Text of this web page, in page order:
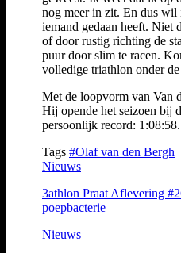
nog meer in zit. En dus
iemand gedaan heeft. Niet
of door rustig richting de
puur door slim te racen.
volledige triathlon onder
Met de loopvorm van Van
Hij opende het seizoen bij
persoonlijk record: 1:08:58.
Tags #Olaf van den Bergh
Nieuws
3athlon Praat Aflevering
poepbacterie
Nieuws